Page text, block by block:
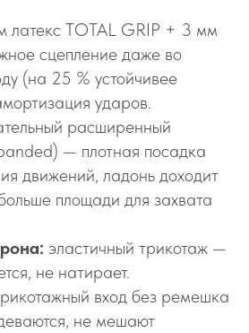
латекс TOTAL GRIP + 3 мм
сцепление даже во
(на 25 % устойчивее
ударов.
расширенный
— плотная посадка
движений, ладонь доходит
площади для захвата
эластичный трикотаж —
не натирает.
вход без ремешка
не мешают